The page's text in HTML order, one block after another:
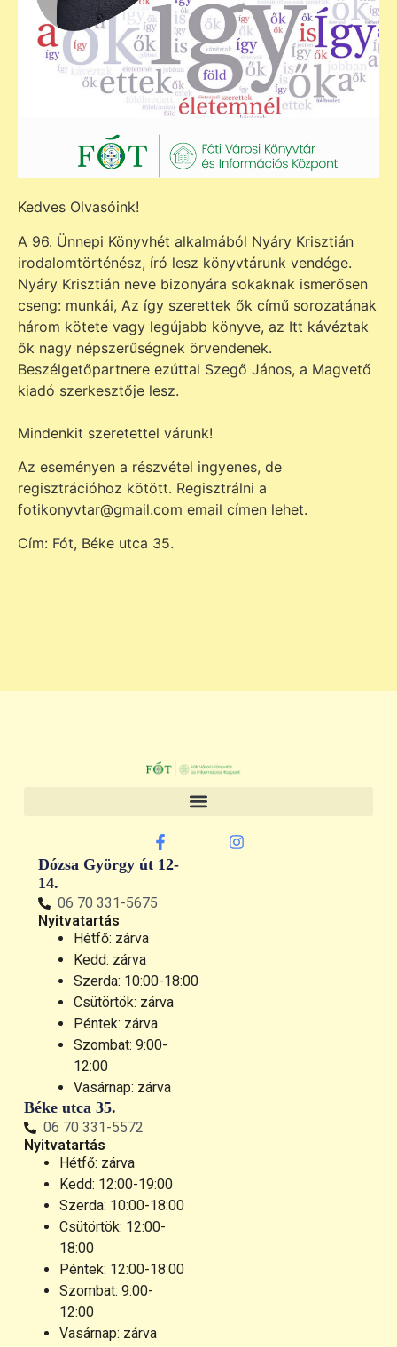
Kedves Olvasóink!
A 96. Ünnepi Könyvhét alkalmából Nyáry Krisztián
irodalomtörténész, író lesz könyvtárunk vendége.
Nyáry Krisztián neve bizonyára sokaknak ismerősen
cseng: munkái, Az így szerettek ők című sorozatának
három kötete vagy legújabb könyve, az Itt kávéztak
ők nagy népszerűségnek örvendenek.
Beszélgetőpartnere ezúttal Szegő János, a Magvető
kiadó szerkesztője lesz.
Mindenkit szeretettel várunk!
Az eseményen a részvétel ingyenes, de
regisztrációhoz kötött. Regisztrálni a
fotikonyvtar@gmail.com email címen lehet.
Cím: Fót, Béke utca 35.
Béke utca 35.
06 70 331-5572
Nyitvatartás
Hétfő: zárva
Kedd: 12:00-19:00
Szerda: 10:00-18:00
Csütörtök: 12:00-
18:00
Péntek: 12:00-18:00
Szombat: 9:00-
12:00
Vasárnap: zárva
Dózsa György út 12-
14.
06 70 331-5675
Nyitvatartás
Hétfő: zárva
Kedd: zárva
Szerda: 10:00-18:00
Csütörtök: zárva
Péntek: zárva
Szombat: 9:00-
12:00
Vasárnap: zárva